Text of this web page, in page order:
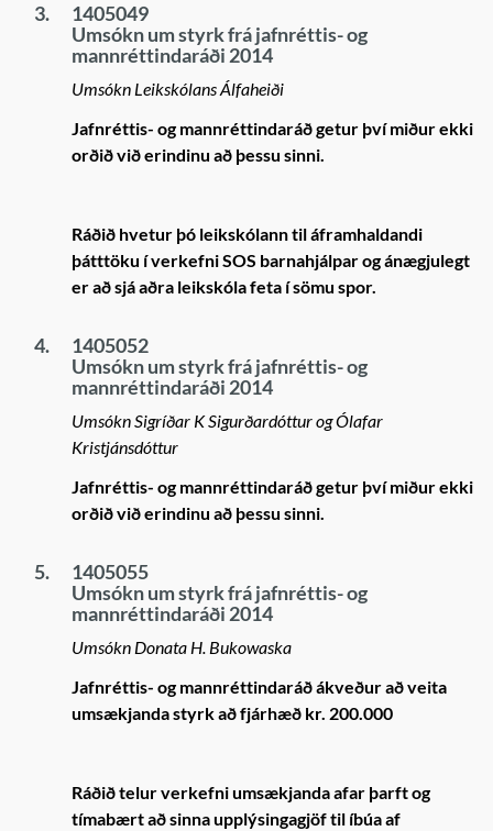
3.
1405049
Umsókn um styrk frá jafnréttis- og
mannréttindaráði 2014
Umsókn Leikskólans Álfaheiði
Jafnréttis- og mannréttindaráð getur því miður ekki
orðið við erindinu að þessu sinni.
Ráðið hvetur þó leikskólann til áframhaldandi
þátttöku í verkefni SOS barnahjálpar og ánægjulegt
er að sjá aðra leikskóla feta í sömu spor.
4.
1405052
Umsókn um styrk frá jafnréttis- og
mannréttindaráði 2014
Umsókn Sigríðar K Sigurðardóttur og Ólafar
Kristjánsdóttur
Jafnréttis- og mannréttindaráð getur því miður ekki
orðið við erindinu að þessu sinni.
5.
1405055
Umsókn um styrk frá jafnréttis- og
mannréttindaráði 2014
Umsókn Donata H. Bukowaska
Jafnréttis- og mannréttindaráð ákveður að veita
umsækjanda styrk að fjárhæð kr. 200.000
Ráðið telur verkefni umsækjanda afar þarft og
tímabært að sinna upplýsingagjöf til íbúa af